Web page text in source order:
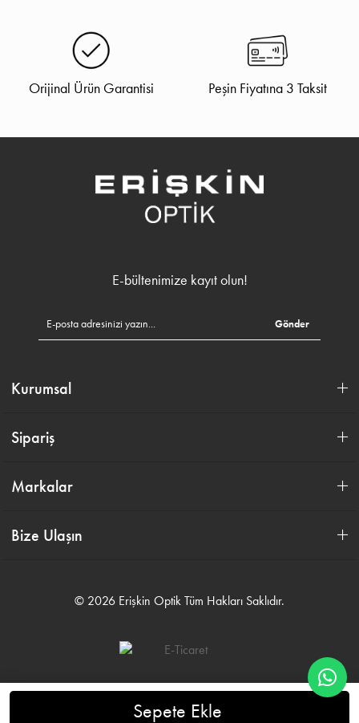
Orijinal Ürün Garantisi Peşin Fiyatına 3 Taksit
E-bültenimize kayıt olun!
Gönder
Kurumsal
Sipariş
Markalar
Bize Ulaşın
© 2026 Erişkin Optik Tüm Hakları Saklıdır.
0